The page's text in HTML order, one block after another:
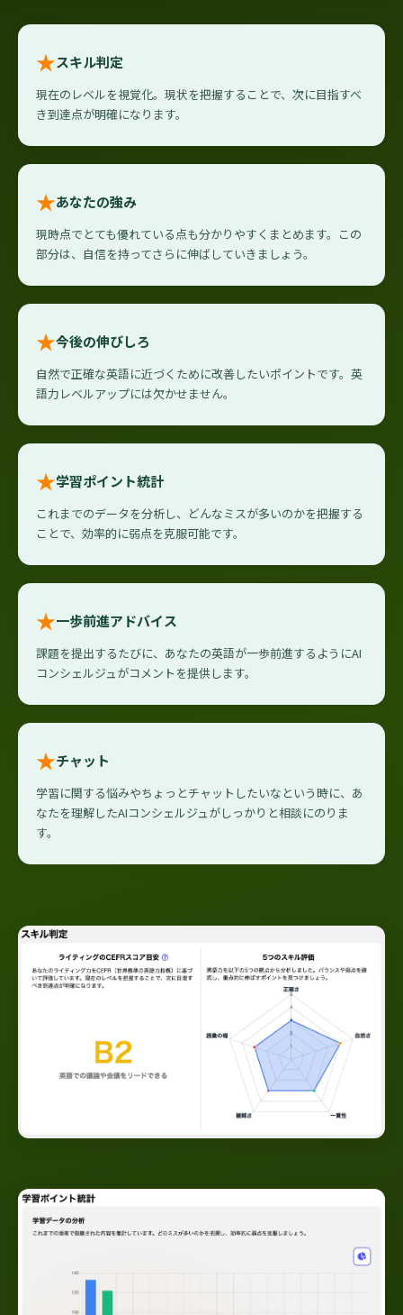
★スキル判定
現在のレベルを視覚化。現状を把握することで、次に目指すべ
き到達点が明確になります。
★あなたの強み
現時点でとても優れている点も分かりやすくまとめます。この
部分は、自信を持ってさらに伸ばしていきましょう。
★今後の伸びしろ
自然で正確な英語に近づくために改善したいポイントです。英
語力レベルアップには欠かせません。
★学習ポイント統計
これまでのデータを分析し、どんなミスが多いのかを把握する
ことで、効率的に弱点を克服可能です。
★一歩前進アドバイス
課題を提出するたびに、あなたの英語が一歩前進するようにAI
コンシェルジュがコメントを提供します。
★チャット
学習に関する悩みやちょっとチャットしたいなという時に、あ
なたを理解したAIコンシェルジュがしっかりと相談にのりま
す。